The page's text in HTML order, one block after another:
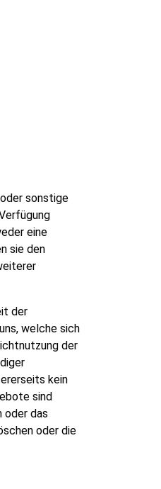
sonstige
eine
sie den
der
welche sich
der
kein
sind
oder das
oder die